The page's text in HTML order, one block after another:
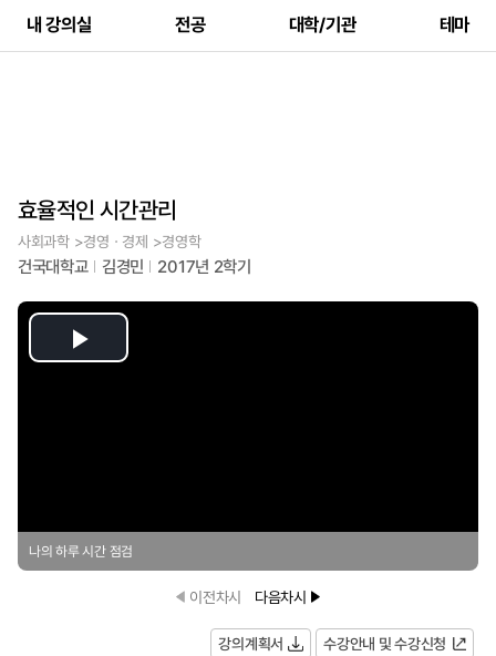
내 강의실 전공 대학/기관 테마
효율적인 시간관리
사회과학 >경영ㆍ경제 >경영학
건국대학교 김경민 2017년 2학기
Play
나의 하루 시간 점검
이전차시 다음차시
강의계획서
수강안내 및 수강신청